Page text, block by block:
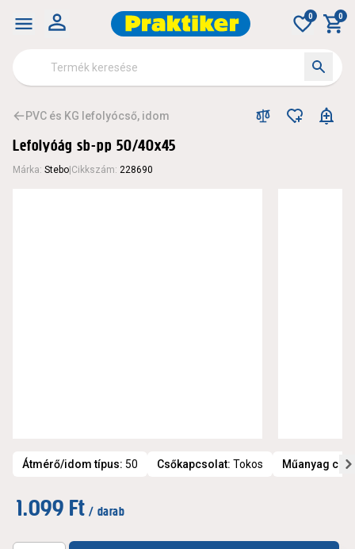
0 0
PVC és KG lefolyócső, idom
Lefolyóág sb-pp 50/40x45
Márka: Stebo Cikkszám: 228690
Átmérő/idom típus: 50 Csőkapcsolat: Tokos Műanyag
1.099 Ft / darab